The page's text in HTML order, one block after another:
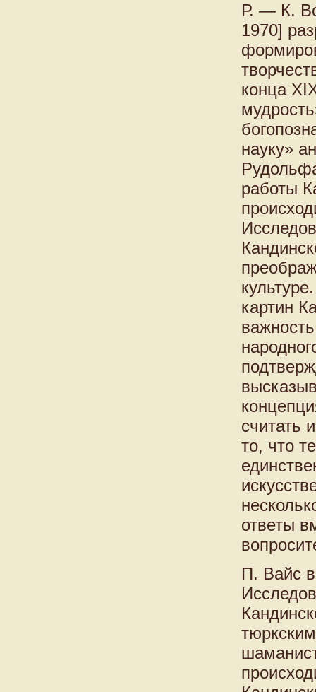
Р. — К.
1970]
конца
науку»
работы
картин
считать
то, что
ответы
П. Вайс